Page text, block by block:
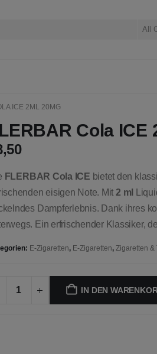
All
ICE 2ML 20MG
Cola ICE
FLERBAR Cola ICE bietet den
eisigen Note. Mit 2 ml
Dampferlebnis. Dank ihres
Ein erfrischender Klassiker,
E-Zigaretten, E-Zigaretten, Zigaretten &
IN DEN